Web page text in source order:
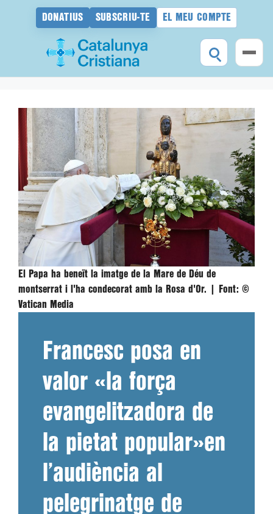
DONATIUS SUBSCRIU-TE EL MEU COMPTE
contingut
El Papa ha beneït la imatge de la Mare de Déu de
montserrat i l'ha condecorat amb la Rosa d'Or. |
Font: ©️
Vatican Media
Francesc posa en
valor «la força
evangelitzadora de
la pietat popular»en
l’audiència al
pelegrinatge de